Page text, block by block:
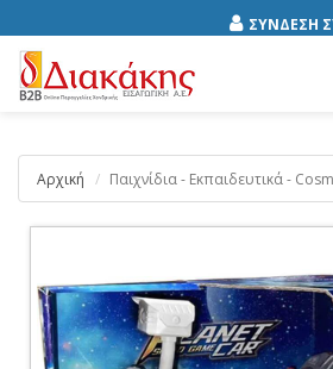
ΣΥΝΔΕΣΗ
Αρχική Παιχνίδια - Εκπαιδευτικά -